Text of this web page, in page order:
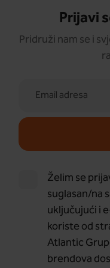
Prijavi
Pridruži nam se i
Želim se
suglasan/na
uključujući i
koriste od
Atlantic
brendova